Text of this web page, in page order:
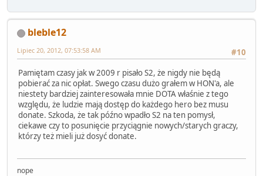
bleble12
#10
Lipiec 20, 2012, 07:53:58 AM
Pamiętam czasy jak w 2009 r pisało S2, że nigdy nie będą
pobierać za nic opłat. Swego czasu dużo grałem w HON'a, ale
niestety bardziej zainteresowała mnie DOTA właśnie z tego
względu, że ludzie mają dostęp do każdego hero bez musu
donate. Szkoda, że tak późno wpadło S2 na ten pomysł,
ciekawe czy to posunięcie przyciągnie nowych/starych graczy,
którzy też mieli już dosyć donate.
nope